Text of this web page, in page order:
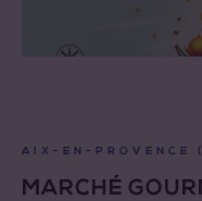
AIX-EN-PROVENCE
MARCHÉ